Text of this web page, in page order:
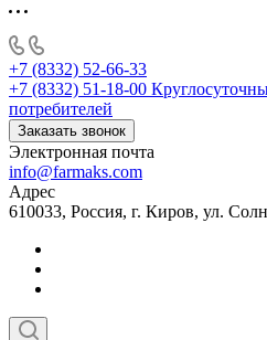
+7 (8332) 52-66-33
+7 (8332) 51-18-00
потребителей
Заказать звонок
Электронная почта
info@farmaks.com
Адрес
610033, Россия, г. Киров, ул.